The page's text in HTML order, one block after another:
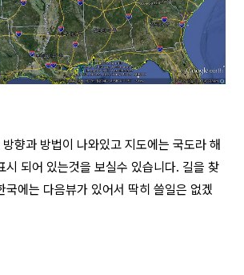
향과 방법이 나와있고 지도에는 국도라 해
시 되어 있는것을 보실수 있습니다. 길을 찾
에는 다음뷰가 있어서 딱히 쓸일은 없겠